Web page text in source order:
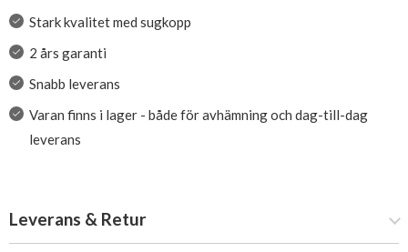
Stark kvalitet med sugkopp
2 års garanti
Snabb leverans
Varan finns i lager - både för avhämning och dag-till-dag
leverans
Leverans & Retur